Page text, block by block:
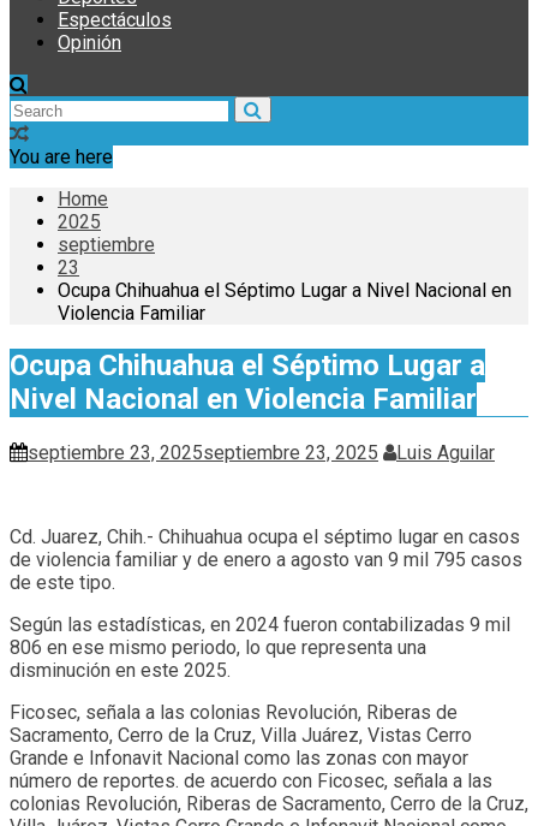
Espectáculos
Opinión
You are here
Home
2025
septiembre
23
Ocupa Chihuahua el Séptimo Lugar a Nivel Nacional en
Violencia Familiar
Ocupa Chihuahua el Séptimo Lugar a
Nivel Nacional en Violencia Familiar
septiembre 23, 2025septiembre 23, 2025 Luis Aguilar
Cd. Juarez, Chih.- Chihuahua ocupa el séptimo lugar en casos
de violencia familiar y de enero a agosto van 9 mil 795 casos
de este tipo.
Según las estadísticas, en 2024 fueron contabilizadas 9 mil
806 en ese mismo periodo, lo que representa una
disminución en este 2025.
Ficosec, señala a las colonias Revolución, Riberas de
Sacramento, Cerro de la Cruz, Villa Juárez, Vistas Cerro
Grande e Infonavit Nacional como las zonas con mayor
número de reportes. de acuerdo con Ficosec, señala a las
colonias Revolución, Riberas de Sacramento, Cerro de la Cruz,